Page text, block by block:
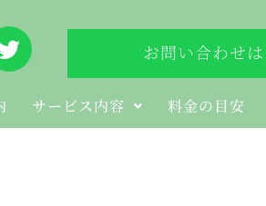
T
w
i
t
お問い合わせ
サービス内容 料金の目安